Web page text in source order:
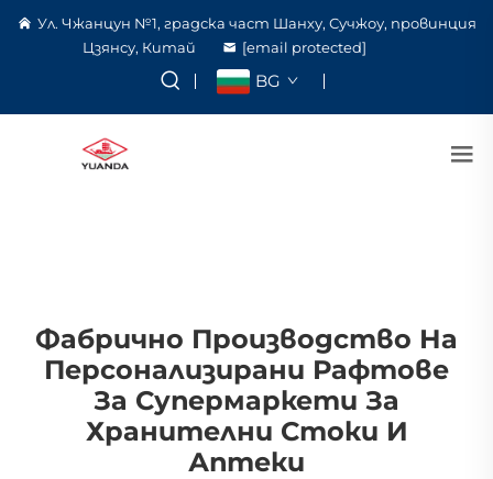
Ул. Чжанцун №1, градска част Шанху, Сучжоу, провинция
Цзянсу, Китай
[email protected]
BG
Фабрично Производство На
Персонализирани Рафтове
За Супермаркети За
Хранителни Стоки И
Аптеки